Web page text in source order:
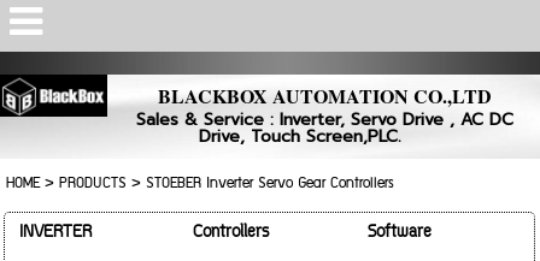
BLACKBOX AUTOMATION CO.,LTD
Sales & Service : Inverter, Servo Drive , AC DC
Drive, Touch Screen,PLC.
HOME>PRODUCTS >STOEBER Inverter Servo Gear Controllers
INVERTER Controllers
Software